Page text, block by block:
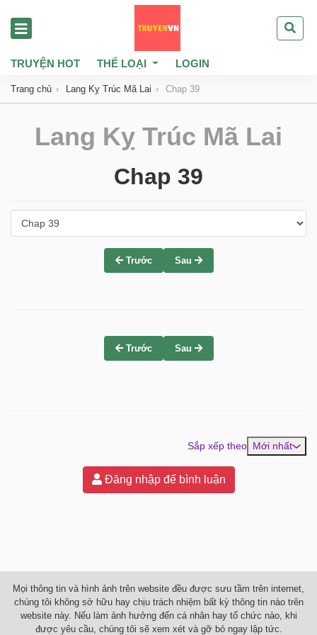
TRUYỆN HOT THỂ LOẠI LOGIN
Trang chủ Lang Kỵ Trúc Mã Lai Chap 39
Lang Kỵ Trúc Mã Lai
Chap 39
Trước Sau
Trước Sau
Sắp xếp theo Mới nhất
Đăng nhập để bình luận
Mọi thông tin và hình ảnh trên website đều được sưu tầm trên internet,
chúng tôi không sở hữu hay chịu trách nhiệm bất kỳ thông tin nào trên
website này. Nếu làm ảnh hưởng đến cá nhân hay tổ chức nào, khi
được yêu cầu, chúng tôi sẽ xem xét và gỡ bỏ ngay lập tức.